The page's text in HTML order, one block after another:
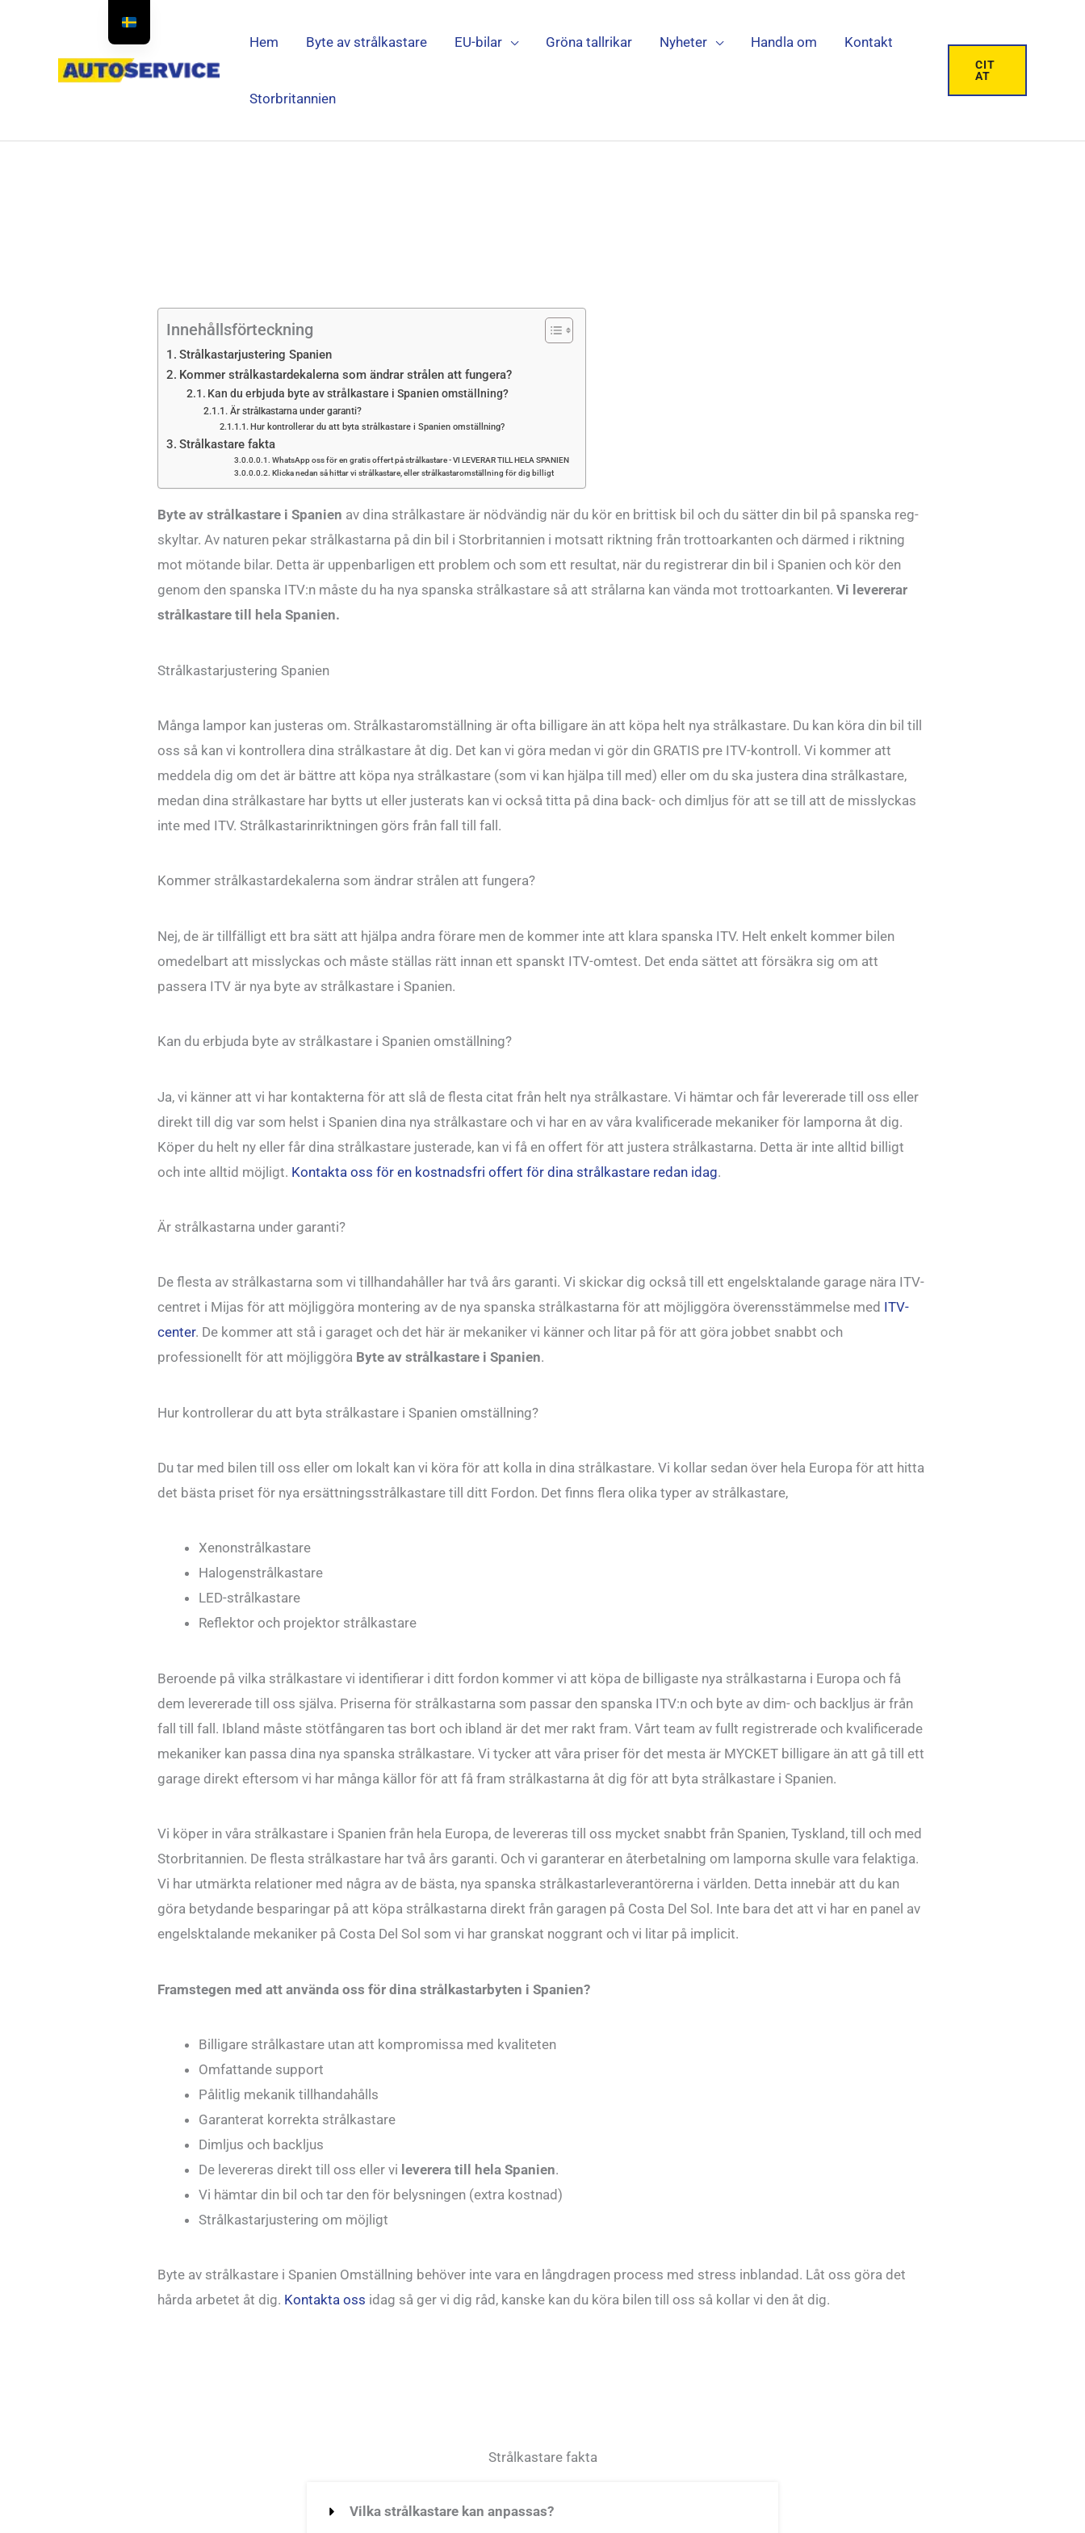
Hem Byte av strålkastare EU-bilar Gröna tallrikar Nyheter Handla om Kontakt
Storbritannien
CIT
AT
Innehållsförteckning
Strålkastarjustering Spanien
Kommer strålkastardekalerna som ändrar strålen att fungera?
Kan du erbjuda byte av strålkastare i Spanien omställning?
Är strålkastarna under garanti?
Hur kontrollerar du att byta strålkastare i Spanien omställning?
Strålkastare fakta
WhatsApp oss för en gratis offert på strålkastare - VI LEVERAR TILL HELA SPANIEN
Klicka nedan så hittar vi strålkastare, eller strålkastaromställning för dig billigt
Byte av strålkastare i Spanien av dina strålkastare är nödvändig när du kör en brittisk bil och du sätter din bil på spanska reg-
skyltar. Av naturen pekar strålkastarna på din bil i Storbritannien i motsatt riktning från trottoarkanten och därmed i riktning
mot mötande bilar. Detta är uppenbarligen ett problem och som ett resultat, när du registrerar din bil i Spanien och kör den
genom den spanska ITV:n måste du ha nya spanska strålkastare så att strålarna kan vända mot trottoarkanten.Vi levererar
strålkastare till hela Spanien.
Strålkastarjustering Spanien
Många lampor kan justeras om. Strålkastaromställning är ofta billigare än att köpa helt nya strålkastare. Du kan köra din bil till
oss så kan vi kontrollera dina strålkastare åt dig. Det kan vi göra medan vi gör din GRATIS pre ITV-kontroll. Vi kommer att
meddela dig om det är bättre att köpa nya strålkastare (som vi kan hjälpa till med) eller om du ska justera dina strålkastare,
medan dina strålkastare har bytts ut eller justerats kan vi också titta på dina back- och dimljus för att se till att de misslyckas
inte med ITV. Strålkastarinriktningen görs från fall till fall.
Kommer strålkastardekalerna som ändrar strålen att fungera?
Nej, de är tillfälligt ett bra sätt att hjälpa andra förare men de kommer inte att klara spanska ITV. Helt enkelt kommer bilen
omedelbart att misslyckas och måste ställas rätt innan ett spanskt ITV-omtest. Det enda sättet att försäkra sig om att
passera ITV är nya byte av strålkastare i Spanien.
Kan du erbjuda byte av strålkastare i Spanien omställning?
Ja, vi känner att vi har kontakterna för att slå de flesta citat från helt nya strålkastare. Vi hämtar och får levererade till oss eller
direkt till dig var som helst i Spanien dina nya strålkastare och vi har en av våra kvalificerade mekaniker för lamporna åt dig.
Köper du helt ny eller får dina strålkastare justerade, kan vi få en offert för att justera strålkastarna. Detta är inte alltid billigt
och inte alltid möjligt. Kontakta oss för en kostnadsfri offert för dina strålkastare redan idag.
Är strålkastarna under garanti?
De flesta av strålkastarna som vi tillhandahåller har två års garanti. Vi skickar dig också till ett engelsktalande garage nära ITV-
centret i Mijas för att möjliggöra montering av de nya spanska strålkastarna för att möjliggöra överensstämmelse med ITV-
center. De kommer att stå i garaget och det här är mekaniker vi känner och litar på för att göra jobbet snabbt och
professionellt för att möjliggöra Byte av strålkastare i Spanien.
Hur kontrollerar du att byta strålkastare i Spanien omställning?
Du tar med bilen till oss eller om lokalt kan vi köra för att kolla in dina strålkastare. Vi kollar sedan över hela Europa för att hitta
det bästa priset för nya ersättningsstrålkastare till ditt Fordon. Det finns flera olika typer av strålkastare,
Xenonstrålkastare
Halogenstrålkastare
LED-strålkastare
Reflektor och projektor strålkastare
Beroende på vilka strålkastare vi identifierar i ditt fordon kommer vi att köpa de billigaste nya strålkastarna i Europa och få
dem levererade till oss själva. Priserna för strålkastarna som passar den spanska ITV:n och byte av dim- och backljus är från
fall till fall. Ibland måste stötfångaren tas bort och ibland är det mer rakt fram. Vårt team av fullt registrerade och kvalificerade
mekaniker kan passa dina nya spanska strålkastare. Vi tycker att våra priser för det mesta är MYCKET billigare än att gå till ett
garage direkt eftersom vi har många källor för att få fram strålkastarna åt dig för att byta strålkastare i Spanien.
Vi köper in våra strålkastare i Spanien från hela Europa, de levereras till oss mycket snabbt från Spanien, Tyskland, till och med
Storbritannien. De flesta strålkastare har två års garanti. Och vi garanterar en återbetalning om lamporna skulle vara felaktiga.
Vi har utmärkta relationer med några av de bästa, nya spanska strålkastarleverantörerna i världen. Detta innebär att du kan
göra betydande besparingar på att köpa strålkastarna direkt från garagen på Costa Del Sol. Inte bara det att vi har en panel av
engelsktalande mekaniker på Costa Del Sol som vi har granskat noggrant och vi litar på implicit.
Framstegen med att använda oss för dina strålkastarbyten i Spanien?
Billigare strålkastare utan att kompromissa med kvaliteten
Omfattande support
Pålitlig mekanik tillhandahålls
Garanterat korrekta strålkastare
Dimljus och backljus
De levereras direkt till oss eller vi leverera till hela Spanien.
Vi hämtar din bil och tar den för belysningen (extra kostnad)
Strålkastarjustering om möjligt
Byte av strålkastare i Spanien Omställning behöver inte vara en långdragen process med stress inblandad. Låt oss göra det
hårda arbetet åt dig. Kontakta oss idag så ger vi dig råd, kanske kan du köra bilen till oss så kollar vi den åt dig.
Strålkastare fakta
Vilka strålkastare kan anpassas?